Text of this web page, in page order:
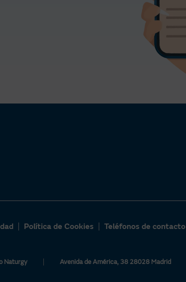
Política de Cookies Teléfonos de contacto
Naturgy Avenida de América, 38 28028 Madrid